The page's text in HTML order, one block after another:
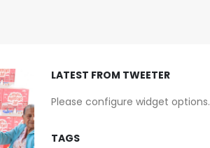
LATEST FROM TWEETER
Please configure widget options.
TAGS